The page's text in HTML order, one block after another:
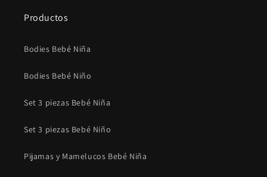
Productos
Bodies Bebé Niña
Bodies Bebé Niño
Set 3 piezas Bebé Niña
Set 3 piezas Bebé Niño
Pijamas y Mamelucos Bebé Niña